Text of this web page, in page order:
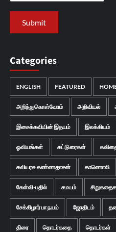
Categories
ENGLISH FEATURED
அறிந்துகொள்வோம் அறிவியல்
இசைக்கவியின் இதயம் இலக்கியம்
ஓவியங்கள் கட்டுரைகள்
கவியரசு கண்ணதாசன் காணொலி
கேள்வி-பதில் சமயம்
சேக்கிழார் பா நயம் ஜோதிடம்
திரை தொடர்கதை தொடர்கள்